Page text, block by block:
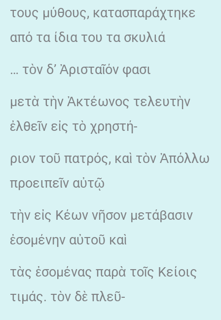
τους μύθους, κατασπαράχτηκε
από τα ίδια του τα σκυλιά
… τὸν δ’ Ἀρισταῖόν φασι
μετὰ τὴν Ἀκτέωνος τελευτὴν
ἐλθεῖν εἰς τὸ χρηστή-
ριον τοῦ πατρός, καὶ τὸν Ἀπόλλω
προειπεῖν αὐτῷ
τὴν εἰς Κέων νῆσον μετάβασιν
ἐσομένην αὐτοῦ καὶ
τὰς ἐσομένας παρὰ τοῖς Κείοις
τιμάς. τὸν δὲ πλεῦ-